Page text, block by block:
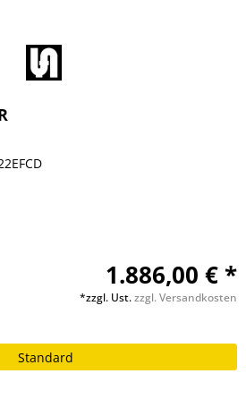
1.886,00 € *
*zzgl. Ust.zzgl. Versandkosten
Standard